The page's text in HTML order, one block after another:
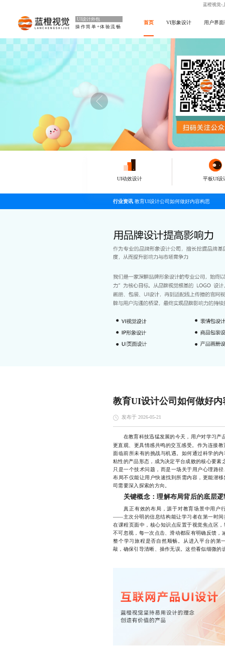
蓝橙视觉-
UI设计外包
操作简单+体验流畅
首页 VI形象设计 用户界面
UI动效设计 平板UI设
行业资讯 教育UI设计公司如何做好内容构思
教育UI设计公司如何做好内
发布于 2026-05-21
在教育科技迅猛发展的今天，用户对学习产
更直观、更具情感共鸣的交互感受。作为连接
面临前所未有的挑战与机遇。如何通过科学的
粘性的产品形态，成为决定平台成败的核心要素
只是一个技术问题，而是一场关于用户心理路
布局不仅能让用户快速找到所需内容，更能潜
司需要深入探索的方向。
关键概念：理解布局背后的底层逻
真正有效的布局，源于对教育场景中用户
——主次分明的信息结构能让学习者在第一时间
在课程页面中，核心知识点应置于视觉焦点区
不可忽视，每一次点击、滑动都应有明确反馈，
整个学习旅程是否自然顺畅。从进入平台的第
敲，确保引导清晰、操作无误。这些看似细微